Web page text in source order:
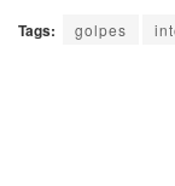
Tags: golpes